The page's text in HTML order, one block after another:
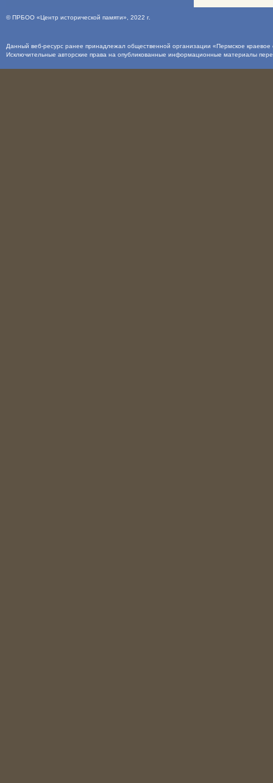
©ПРБОО «Центр исторической памяти» , 2022 г.
Данный веб-ресурс ранее принадлежал общественной организации «Пермское
Исключительные авторские права на опубликованные информационные материалы